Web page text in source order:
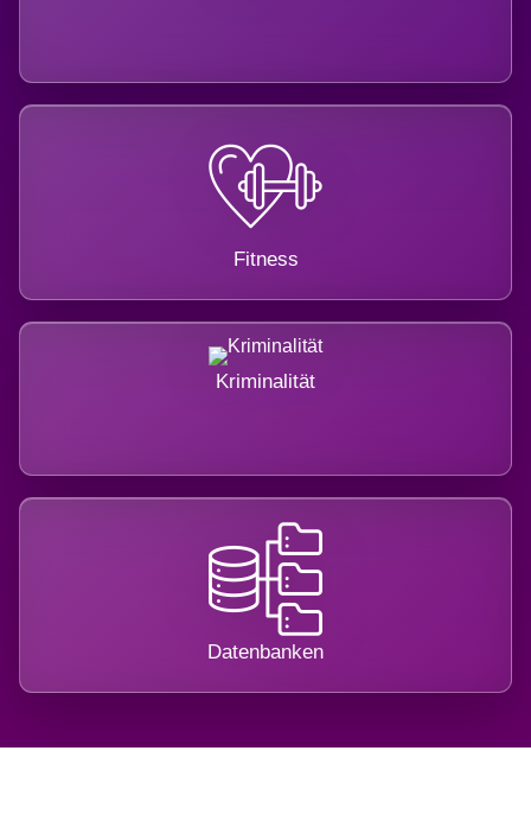
Fitness
Kriminalität
Datenbanken